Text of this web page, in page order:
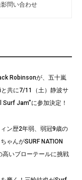
問い合わせ
Robinsonが、五十嵐
共に7/11（土）静波サ
Surf Jam”に参加決定！
ン歴2年弱、弱冠9歳の
ゃんがSURF NATION
いブローテールに挑戦